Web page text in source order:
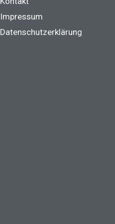
Impressum
Datenschutzerklärung